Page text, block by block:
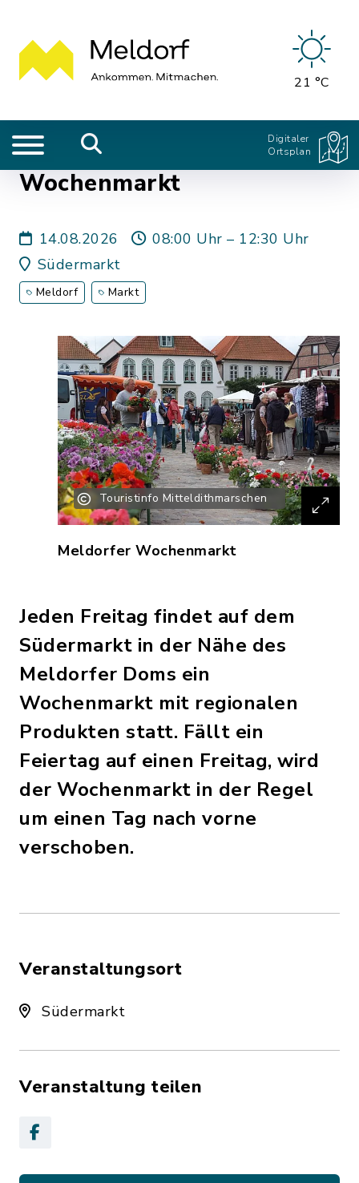
21 °C
Digitaler
Ortsplan
Wochenmarkt
14.08.2026
08:00 Uhr – 12:30 Uhr
Südermarkt
Meldorf Markt
Touristinfo Mitteldithmarschen
Meldorfer Wochenmarkt
Jeden Freitag findet auf dem
Südermarkt in der Nähe des
Meldorfer Doms ein
Wochenmarkt mit regionalen
Produkten statt. Fällt ein
Feiertag auf einen Freitag, wird
der Wochenmarkt in der Regel
um einen Tag nach vorne
verschoben.
Veranstaltungsort
Südermarkt
Veranstaltung teilen